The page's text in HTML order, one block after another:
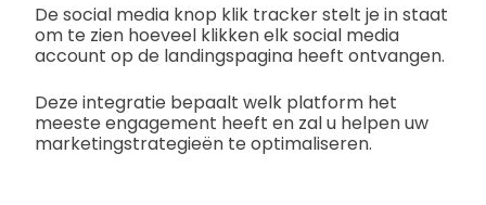
De social media knop klik tracker stelt je in staat
om te zien hoeveel klikken elk social media
account op de landingspagina heeft ontvangen.
Deze integratie bepaalt welk platform het
meeste engagement heeft en zal u helpen uw
marketingstrategieën te optimaliseren.